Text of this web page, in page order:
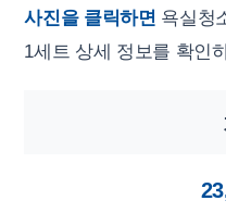
사진을 클릭하면 욕실청
1세트 상세 정보를 확인